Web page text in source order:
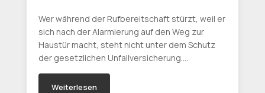
Wer während der Rufbereitschaft stürzt, weil er
sich nach der Alarmierung auf den Weg zur
Haustür macht, steht nicht unter dem Schutz
der gesetzlichen Unfallversicherung.…
Weiterlesen